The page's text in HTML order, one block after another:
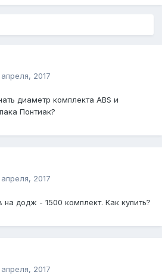
2017
диаметр комплекта ABS и
Понтиак?
2017
на додж - 1500 комплект. Как купить?
2017